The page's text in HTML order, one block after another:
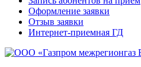
Оформление заявки
Отзыв заявки
Интернет-приемная ГД